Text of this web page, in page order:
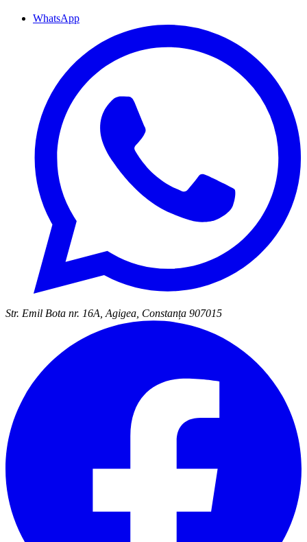
WhatsApp
Str. Emil Bota nr. 16A, Agigea, Constanța 907015